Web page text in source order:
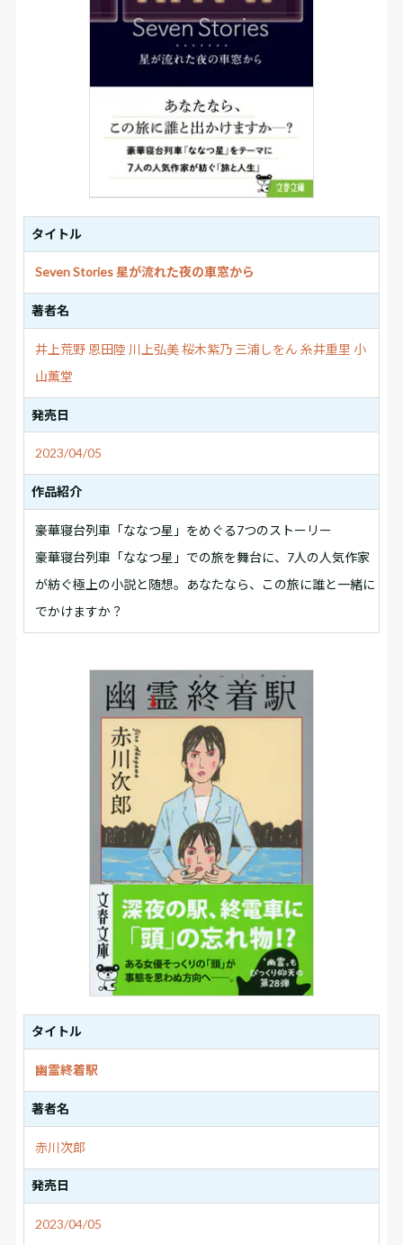
タイトル
Seven Stories 星が流れた夜の車窓から
著者名
井上荒野 恩田陸 川上弘美桜木紫乃 三浦しをん 糸井重里 小
山薫堂
発売日
2023/04/05
作品紹介
豪華寝台列車「ななつ星」をめぐる7つのストーリー
豪華寝台列車「ななつ星」での旅を舞台に、7人の人気作家
が紡ぐ極上の小説と随想。あなたなら、この旅に誰と一緒に
でかけますか？
タイトル
幽霊終着駅
著者名
赤川次郎
発売日
2023/04/05